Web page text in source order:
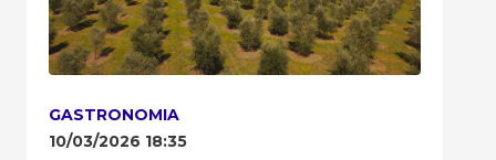
GASTRONOMIA
10/03/2026 18:35